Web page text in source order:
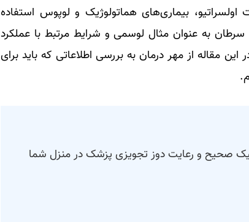
بیماری‌های هماتولوژیک و لوپوس استفاده
سرطان به عنوان مثال لوسمی و شرایط مرتبط با عملکرد
مقاله از مهر درمان به بررسی اطلاعاتی که باید برای
صحیح و رعایت دوز تجویزی پزشک در منزل شما